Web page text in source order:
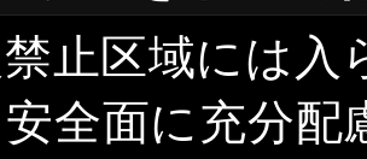
止区域には入
安全面に充分